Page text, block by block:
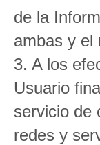
de la
ambas y el
3. A los
Usuario
servicio de
redes y